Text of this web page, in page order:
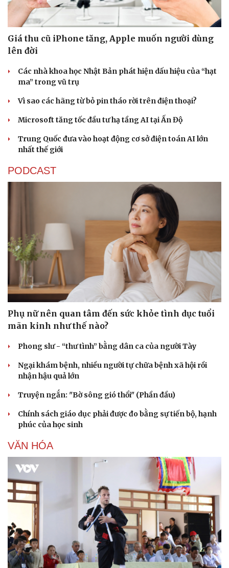
Văn hóa
Sân khấu - Điện ảnh
Văn học
Âm nhạc
Giải trí
Nghệ sĩ
Thời trang
Sao Việt
Giá thu cũ iPhone tăng, Apple muốn người dùng
lên đời
Các nhà khoa học Nhật Bản phát hiện dấu hiệu của “hạt
ma” trong vũ trụ
Vì sao các hãng từ bỏ pin tháo rời trên điện thoại?
Microsoft tăng tốc đầu tư hạ tầng AI tại Ấn Độ
Trung Quốc đưa vào hoạt động cơ sở điện toán AI lớn
nhất thế giới
PODCAST
Phụ nữ nên quan tâm đến sức khỏe tình dục tuổi
mãn kinh như thế nào?
Phong slư - “thư tình” bằng dân ca của người Tày
Ngại khám bệnh, nhiều người tự chữa bệnh xã hội rồi
nhận hậu quả lớn
Truyện ngắn: "Bờ sông gió thổi" (Phần đầu)
Chính sách giáo dục phải được đo bằng sự tiến bộ, hạnh
phúc của học sinh
VĂN HÓA